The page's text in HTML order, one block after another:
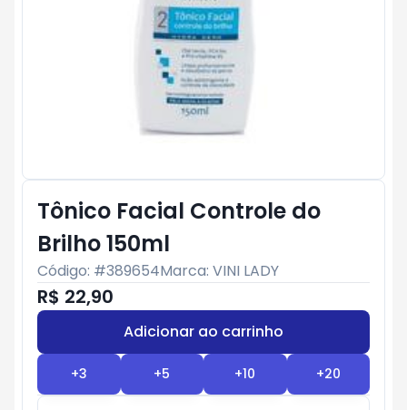
Tônico Facial Controle do
Brilho 150ml
Código: #389654Marca: VINI LADY
R$ 22,90
Adicionar ao carrinho
+3 +5 +10 +20